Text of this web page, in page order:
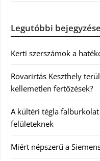
Legutóbbi
Kerti szerszámok a
Rovarirtás Keszthely
kellemetlen fertőzések?
A kültéri tégla
felületeknek
Miért népszerű a